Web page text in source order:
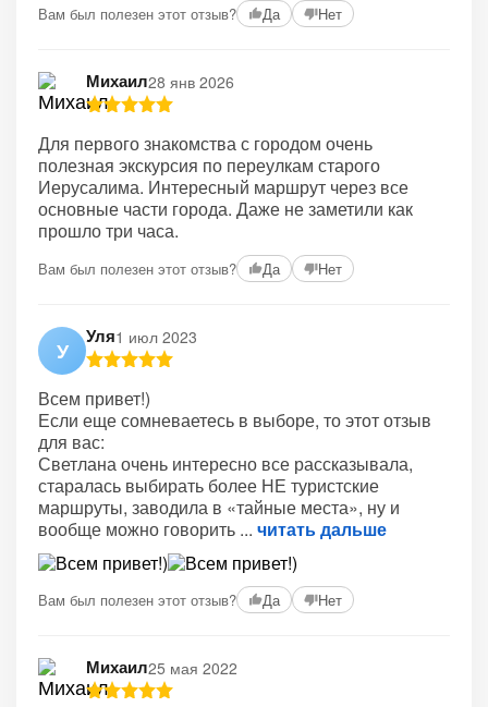
Вам был полезен этот отзыв? Да Нет
Михаил28 янв 2026
Для первого знакомства с городом очень
полезная экскурсия по переулкам старого
Иерусалима. Интересный маршрут через все
основные части города. Даже не заметили как
прошло три часа.
Вам был полезен этот отзыв? Да Нет
У
Уля1 июл 2023
Всем привет!)
Если еще сомневаетесь в выборе, то этот отзыв
для вас:
Светлана очень интересно все рассказывала,
старалась выбирать более НЕ туристские
маршруты, заводила в «тайные места», ну и
вообще можно говорить
читать дальше
Вам был полезен этот отзыв? Да Нет
Михаил25 мая 2022